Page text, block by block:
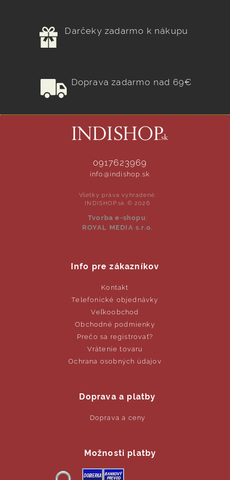
Darčeky zadarmo k nákupu
Doprava zadarmo nad 69€
0917623969
info@indishop.sk
Všetky práva vyhradené.
INDISHOP.sk © 2026
Tvorba e-shopu:
ROYAL MEDIA s.r.o.
Info pre zákazníkov
Kontakt
Telefonické objednávky
Veľkoobchod
Obchodné podmienky
Prečo sa registrovať?
Vrátenie tovaru
Ochrana osobných údajov
Doprava a platby
Doprava a ceny
Možnosti platby